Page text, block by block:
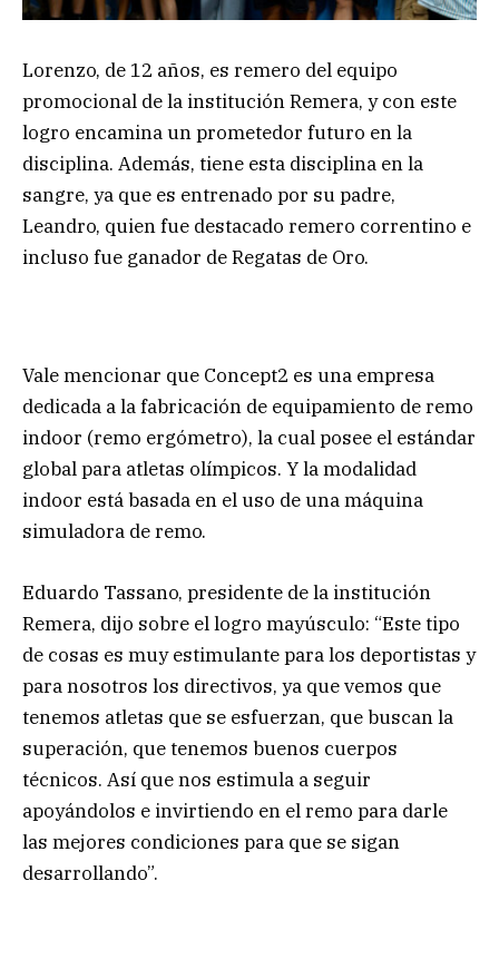
Lorenzo, de 12 años, es remero del equipo
promocional de la institución Remera, y con este
logro encamina un prometedor futuro en la
disciplina. Además, tiene esta disciplina en la
sangre, ya que es entrenado por su padre,
Leandro, quien fue destacado remero correntino e
incluso fue ganador de Regatas de Oro.
Vale mencionar que Concept2 es una empresa
dedicada a la fabricación de equipamiento de remo
indoor (remo ergómetro), la cual posee el estándar
global para atletas olímpicos. Y la modalidad
indoor está basada en el uso de una máquina
simuladora de remo.
Eduardo Tassano, presidente de la institución
Remera, dijo sobre el logro mayúsculo: “Este tipo
de cosas es muy estimulante para los deportistas y
para nosotros los directivos, ya que vemos que
tenemos atletas que se esfuerzan, que buscan la
superación, que tenemos buenos cuerpos
técnicos. Así que nos estimula a seguir
apoyándolos e invirtiendo en el remo para darle
las mejores condiciones para que se sigan
desarrollando”.